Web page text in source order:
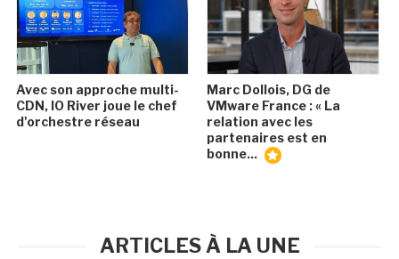
Avec son approche multi-
CDN, IO River joue le chef
d'orchestre réseau
Marc Dollois, DG de
VMware France : « La
relation avec les
partenaires est en
bonne...
ARTICLES À LA UNE